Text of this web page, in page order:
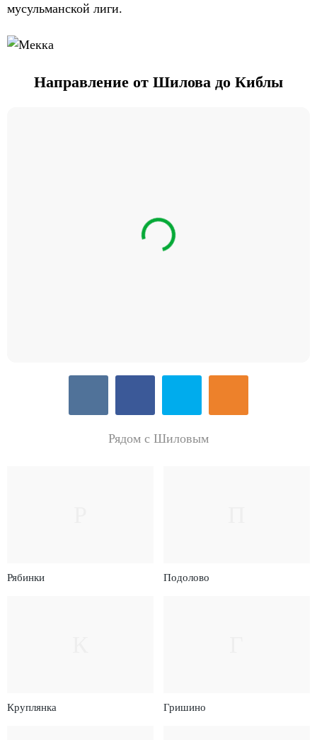
мусульманской лиги.
Направление от Шилова до Киблы
Рядом с Шиловым
Рябинки Подолово
Круплянка Гришино